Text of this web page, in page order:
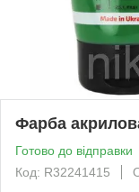
Фарба
Готово до відправки
Код: R32241415